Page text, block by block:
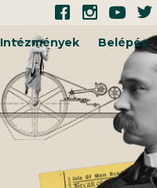
Intézmények Belépés